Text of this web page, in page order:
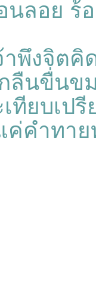
นลอย ร้
าพึงจิต
ลืนขื่นข
เทียบเป
ค่คำทา